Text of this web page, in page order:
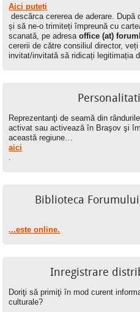
Aici puteți
descărca cererea de aderare.
și să ne-o trimiteți împreună cu
scanată, pe adresaoffice (at)
cererii de către consiliul director,
invitat/invitată să ridicați legitimația
Reprezentanţi de seamă din
activat sau activează în Braşov şi
această regiune…
aici
Biblioteca
...este online.
Inregistrare
Doriţi să primiţi în mod curent
culturale?